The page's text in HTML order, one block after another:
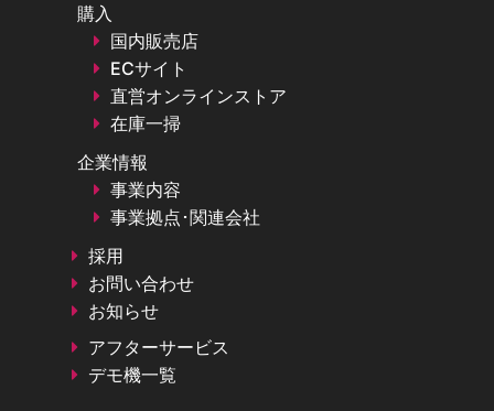
購入
国内販売店
ECサイト
直営オンラインストア
在庫一掃
企業情報
事業内容
事業拠点･関連会社
採用
お問い合わせ
お知らせ
アフターサービス
デモ機一覧